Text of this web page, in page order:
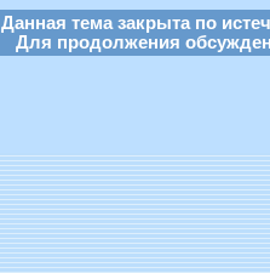
Данная тема закрыта по
Для продолжения